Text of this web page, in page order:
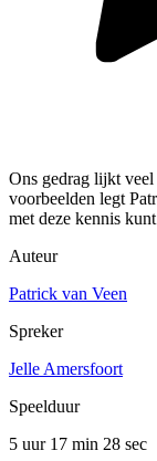
Ons gedrag lijkt
voorbeelden legt
met deze kennis
Auteur
Patrick van Veen
Spreker
Jelle Amersfoort
Speelduur
5 uur 17 min 28 sec